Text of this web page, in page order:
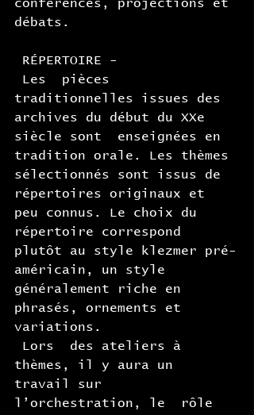
conférences, projections et
débats.
RÉPERTOIRE -
traditionnelles issues des
archives du début du XXe
siècle sont  enseignées en
tradition orale. Les thèmes
sélectionnés sont issus de
répertoires originaux et
peu connus. Le choix du
répertoire correspond
plutôt au style klezmer pré-
américain, un style
généralement riche en
phrasés, ornements et
variations.
thèmes, il y aura un
travail sur
l’orchestration, le  rôle